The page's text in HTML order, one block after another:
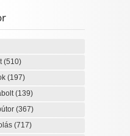
(510)
(197)
(139)
(367)
(717)